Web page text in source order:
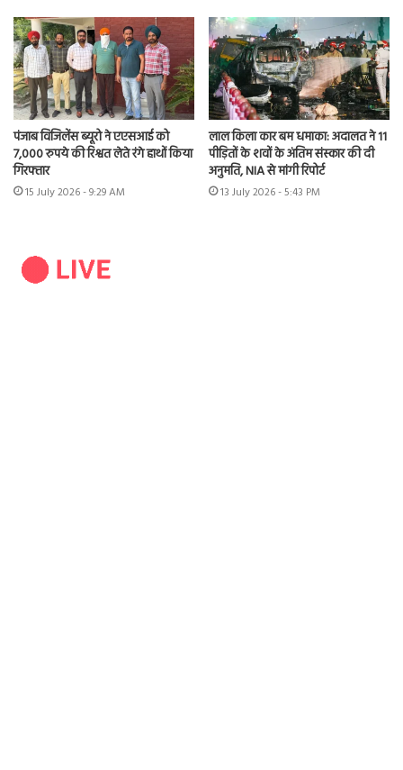
पंजाब विजिलेंस ब्यूरो ने एएसआई को
7,000 रुपये की रिश्वत लेते रंगे हाथों किया
गिरफ्तार
15 July 2026 - 9:29 AM
लाल किला कार बम धमाका: अदालत ने 11
पीड़ितों के शवों के अंतिम संस्कार की दी
अनुमति, NIA से मांगी रिपोर्ट
13 July 2026 - 5:43 PM